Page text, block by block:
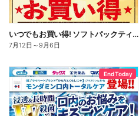
いつでもお買い得! ソフトパックティッシュ
7月12日 ～9月6日
End Today